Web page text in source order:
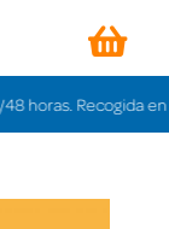
Recogida en